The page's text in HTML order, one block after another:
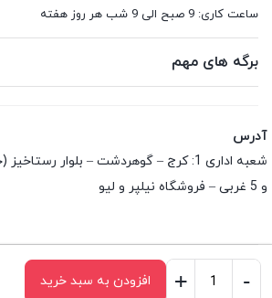
-
+ افزودن به سبد خرید
ساعت کاری: 9 صبح الی 9 شب هر روز هفته
برگه های مهم
آدرس
و 5 غربی – فروشگاه نیلپر و لیو